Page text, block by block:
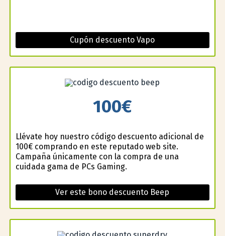
Cupón descuento Vapo
100€
Llévate hoy nuestro código descuento adicional de
100€ comprando en este reputado web site.
Campaña únicamente con la compra de una
cuidada gama de PCs Gaming.
Ver este bono descuento Beep